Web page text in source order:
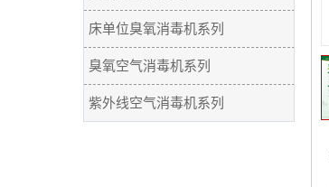
床单位臭氧消毒机系列
臭氧空气消毒机系列
紫外线空气消毒机系列